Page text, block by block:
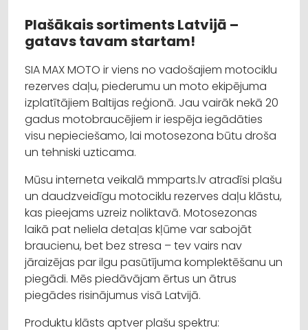
Plašākais sortiments Latvijā –
gatavs tavam startam!
SIA MAX MOTO ir viens no vadošajiem motociklu
rezerves daļu, piederumu un moto ekipējuma
izplatītājiem Baltijas reģionā. Jau vairāk nekā 20
gadus motobraucējiem ir iespēja iegādāties
visu nepieciešamo, lai motosezona būtu droša
un tehniski uzticama.
Mūsu interneta veikalā mmparts.lv atradīsi plašu
un daudzveidīgu motociklu rezerves daļu klāstu,
kas pieejams uzreiz noliktavā. Motosezonas
laikā pat neliela detaļas kļūme var sabojāt
braucienu, bet bez stresa – tev vairs nav
jāraizējas par ilgu pasūtījuma komplektēšanu un
piegādi. Mēs piedāvājam ērtus un ātrus
piegādes risinājumus visā Latvijā.
Produktu klāsts aptver plašu spektru: